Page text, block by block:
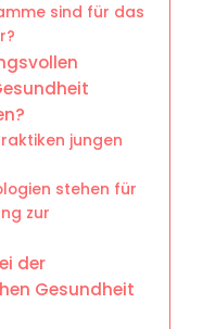
sind für das
jungen
stehen für
zur
der
Gesundheit